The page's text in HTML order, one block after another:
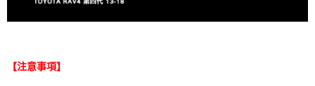
【注意事項】